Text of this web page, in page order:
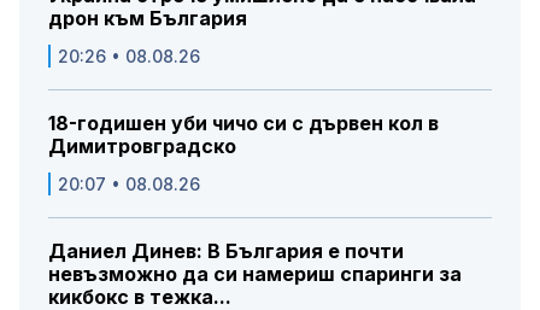
дрон към България
20:26 • 08.08.26
18-годишен уби чичо си с дървен кол в
Димитровградско
20:07 • 08.08.26
Даниел Динев: В България е почти
невъзможно да си намериш спаринги за
кикбокс в тежка...